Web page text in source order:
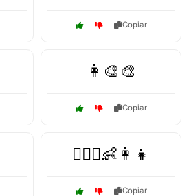
Copiar
👩‍🎨🎨
Copiar
👩‍❤️‍👨👶👩‍👧
Copiar